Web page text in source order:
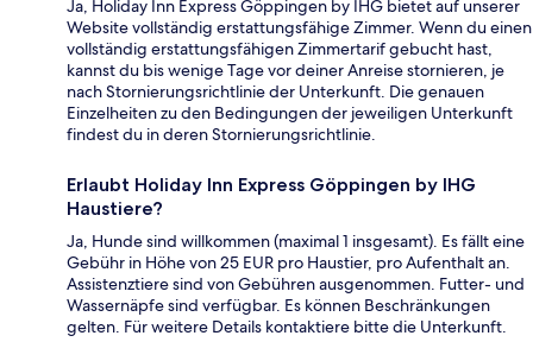
Ja, Holiday Inn Express Göppingen by IHG bietet auf unserer
Website vollständig erstattungsfähige Zimmer. Wenn du einen
vollständig erstattungsfähigen Zimmertarif gebucht hast,
kannst du bis wenige Tage vor deiner Anreise stornieren, je
nach Stornierungsrichtlinie der Unterkunft. Die genauen
Einzelheiten zu den Bedingungen der jeweiligen Unterkunft
findest du in deren Stornierungsrichtlinie.
Erlaubt Holiday Inn Express Göppingen by IHG
Haustiere?
Ja, Hunde sind willkommen (maximal 1 insgesamt). Es fällt eine
Gebühr in Höhe von 25 EUR pro Haustier, pro Aufenthalt an.
Assistenztiere sind von Gebühren ausgenommen. Futter- und
Wassernäpfe sind verfügbar. Es können Beschränkungen
gelten. Für weitere Details kontaktiere bitte die Unterkunft.